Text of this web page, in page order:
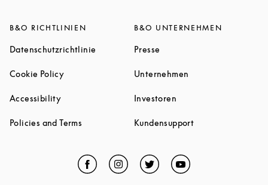
B&O RICHTLINIEN
Datenschutzrichtlinie Link Opens in New Tab
Cookie PolicyLink Opens in New Tab
AccessibilityLink Opens in New Tab
Policies and Terms Link Opens in New Tab
B&O UNTERNEHMEN
Presse
Unternehmen
Investoren
KundensupportLink Opens in
Facebook
Link Opens in New Tab
Instagram
Link Opens in New Tab
TwitterLink Opens in New Tab
YouTubeLink Opens in